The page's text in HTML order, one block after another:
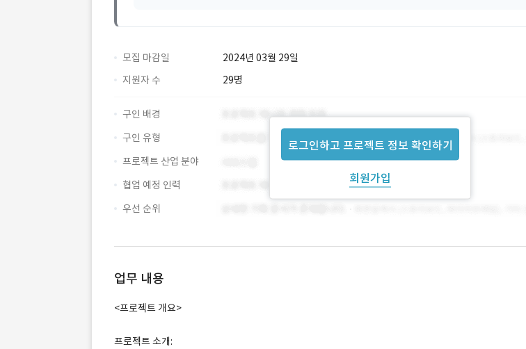
모집 마감일
2024년 03월 29일
지원자 수
29명
로그인하고 프로젝트 정보 확인하기
회원가입
구인 배경
구인 유형
프로젝트 산업 분야
협업 예정 인력
우선 순위
업무 내용
<프로젝트 개요>
프로젝트 소개: